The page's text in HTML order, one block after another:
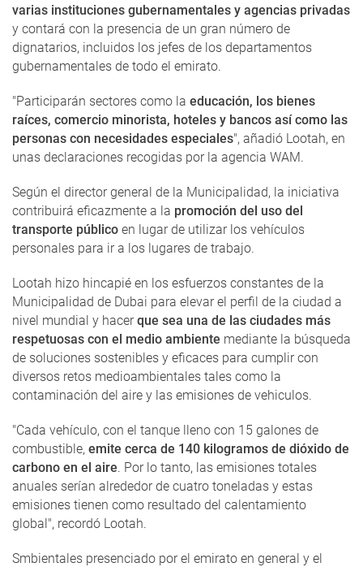
varias instituciones gubernamentales y agencias privadas
y contará con la presencia de un gran número de
dignatarios, incluidos los jefes de los departamentos
gubernamentales de todo el emirato.
"Participarán sectores como la educación, los bienes
raíces, comercio minorista, hoteles y bancos así como las
personas con necesidades especiales", añadió Lootah, en
unas declaraciones recogidas por la agencia WAM.
Según el director general de la Municipalidad, la iniciativa
contribuirá eficazmente a la promoción del uso del
transporte público en lugar de utilizar los vehículos
personales para ir a los lugares de trabajo.
Lootah hizo hincapié en los esfuerzos constantes de la
Municipalidad de Dubai para elevar el perfil de la ciudad a
nivel mundial y hacerque sea una de las ciudades más
respetuosas con el medio ambiente mediante la búsqueda
de soluciones sostenibles y eficaces para cumplir con
diversos retos medioambientales tales como la
contaminación del aire y las emisiones de vehiculos.
"Cada vehículo, con el tanque lleno con 15 galones de
combustible, emite cerca de 140 kilogramos de dióxido de
carbono en el aire. Por lo tanto, las emisiones totales
anuales serían alrededor de cuatro toneladas y estas
emisiones tienen como resultado del calentamiento
global", recordó Lootah.
Smbientales presenciado por el emirato en general y el